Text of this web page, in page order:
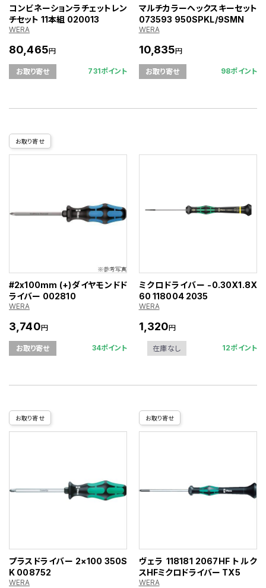
コンビネーションラチェットレン
チセット 11本組 020013
WERA
80,465円
お取り寄せ 731ポイント
マルチカラーヘックスキーセット
073593 950SPKL/9SMN
WERA
10,835円
お取り寄せ 98ポイント
お取り寄せ
#2x100mm (+)ダイヤモンドド
ライバー 002810
WERA
3,740円
お取り寄せ 34ポイント
ミクロドライバー -0.30X1.8X
60 118004 2035
WERA
1,320円
在庫なし 12ポイント
お取り寄せ
プラスドライバー 2×100 350S
K 008752
WERA
お取り寄せ
ヴェラ 118181 2067HF トルク
スHFミクロドライバー TX5
WERA